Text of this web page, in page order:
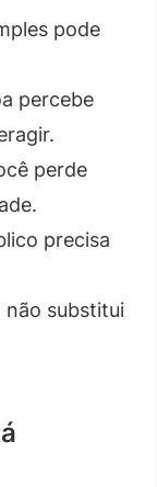
pode
percebe
perde
precisa
não substitui